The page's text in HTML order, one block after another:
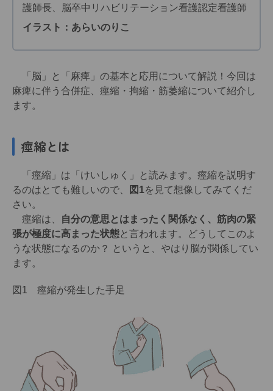
護師長、脳卒中リハビリテーション看護認定看護師
イラスト：あらいのりこ
「脳」と「麻痺」の基本と応用について解説！今回は
麻痺に伴う合併症、痙縮・拘縮・筋萎縮について紹介し
ます。
痙縮とは
「痙縮」は「けいしゅく」と読みます。痙縮を説明す
るのはとても難しいので、
図1を見て想像してみてくだ
さい。
痙縮は、
自分の意思とはまったく関係なく、筋肉の緊
張が極度に高まった状態と言われます。どうしてこのよ
うな状態になるのか？ というと、やはり脳が関係してい
ます。
図1 痙縮が発生した手足